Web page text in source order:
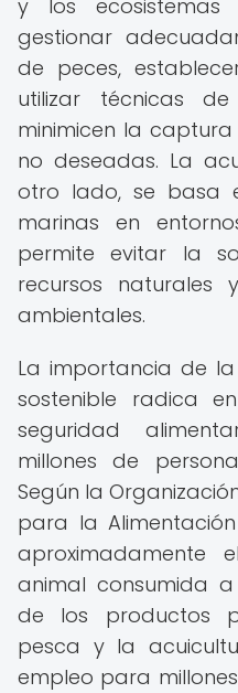
y los ecosistemas
gestionar
de peces,
utilizar técnicas
minimicen la
no deseadas. La
otro lado, se basa
marinas en
permite evitar la
recursos naturales
ambientales.
La importancia de
sostenible radica
seguridad
millones de
Según la
para la
aproximadamente
animal consumida
de los productos
pesca y la
empleo para